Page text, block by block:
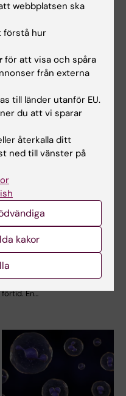
31 jul 2026
Somatiska
mutationer kopplas
till kärlskador vid
progeria
Vid den sällsynta sjukdomen
progeria bryts blodkärlen ner i
förtid. En…
webbplatsen ska
förstå hur
för att visa och spåra
från externa
till länder utanför EU.
du att vi sparar
återkalla ditt
ned till vänster på
kakor